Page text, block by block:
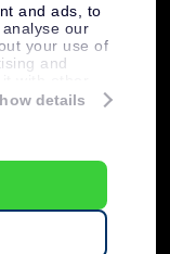
and ads, to
our
your use of
and
or that
details